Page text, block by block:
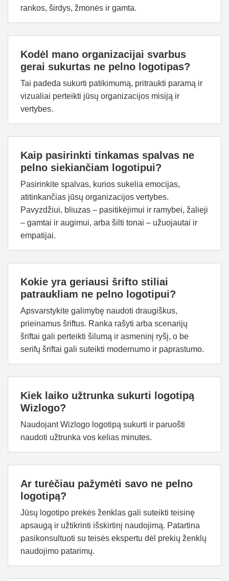
rankos, širdys, žmonės ir gamta.
Kodėl mano organizacijai svarbus
gerai sukurtas ne pelno logotipas?
Tai padeda sukurti patikimumą, pritraukti paramą ir
vizualiai perteikti jūsų organizacijos misiją ir
vertybes.
Kaip pasirinkti tinkamas spalvas ne
pelno siekiančiam logotipui?
Pasirinkite spalvas, kurios sukelia emocijas,
atitinkančias jūsų organizacijos vertybes.
Pavyzdžiui, bliuzas – pasitikėjimui ir ramybei, žalieji
– gamtai ir augimui, arba šilti tonai – užuojautai ir
empatijai.
Kokie yra geriausi šrifto stiliai
patraukliam ne pelno logotipui?
Apsvarstykite galimybę naudoti draugiškus,
prieinamus šriftus. Ranka rašyti arba scenarijų
šriftai gali perteikti šilumą ir asmeninį ryšį, o be
serifų šriftai gali suteikti modernumo ir paprastumo.
Kiek laiko užtrunka sukurti logotipą
Wizlogo?
Naudojant Wizlogo logotipą sukurti ir paruošti
naudoti užtrunka vos kelias minutes.
Ar turėčiau pažymėti savo ne pelno
logotipą?
Jūsų logotipo prekės ženklas gali suteikti teisinę
apsaugą ir užtikrinti išskirtinį naudojimą. Patartina
pasikonsultuoti su teisės ekspertu dėl prekių ženklų
naudojimo patarimų.